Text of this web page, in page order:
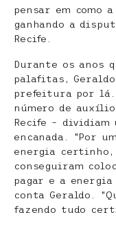
pensar em como
ganhando a
Recife.
Durante os anos
palafitas,
prefeitura por lá.
número de
Recife – dividiam
encanada. “Por
energia certinho,
conseguiram
pagar e a energia
conta Geraldo.
fazendo tudo